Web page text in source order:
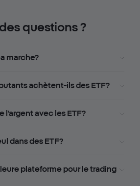
questions ?
marche?
achètent-ils des ETF?
l'argent avec les ETF?
dans des ETF?
plateforme pour le trading